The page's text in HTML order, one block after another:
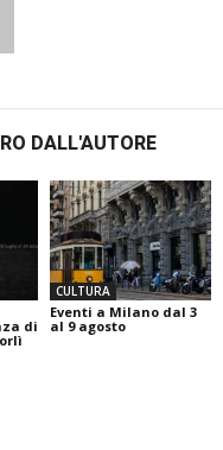
DALL'AUTORE
di
CULTURA
Eventi a Milano dal 3
al 9 agosto